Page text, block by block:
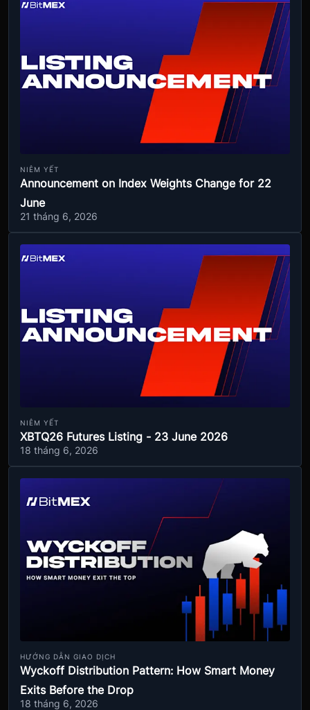
NIÊM YẾT
Announcement on Index Weights Change for 22
June
21 tháng 6, 2026
NIÊM YẾT
XBTQ26 Futures Listing - 23 June 2026
18 tháng 6, 2026
HƯỚNG DẪN GIAO DỊCH
Wyckoff Distribution Pattern: How Smart Money
Exits Before the Drop
18 tháng 6, 2026